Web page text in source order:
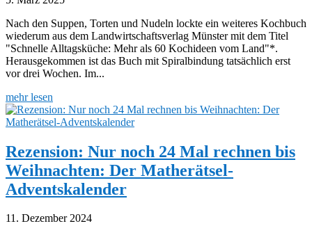
Nach den Suppen, Torten und Nudeln lockte ein weiteres Kochbuch
wiederum aus dem Landwirtschaftsverlag Münster mit dem Titel
"Schnelle Alltagsküche: Mehr als 60 Kochideen vom Land"*.
Herausgekommen ist das Buch mit Spiralbindung tatsächlich erst
vor drei Wochen. Im...
mehr lesen
Rezension: Nur noch 24 Mal rechnen bis
Weihnachten: Der Matherätsel-
Adventskalender
11. Dezember 2024